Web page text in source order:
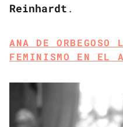
Reinhardt .
ANA DE ORBEGOSO
FEMINISMO EN EL